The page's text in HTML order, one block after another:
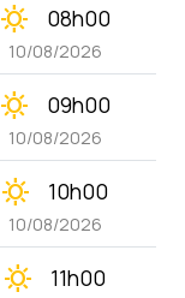
clear_day 08h00
10/08/2026
clear_day 09h00
10/08/2026
clear_day 10h00
10/08/2026
clear_day 11h00